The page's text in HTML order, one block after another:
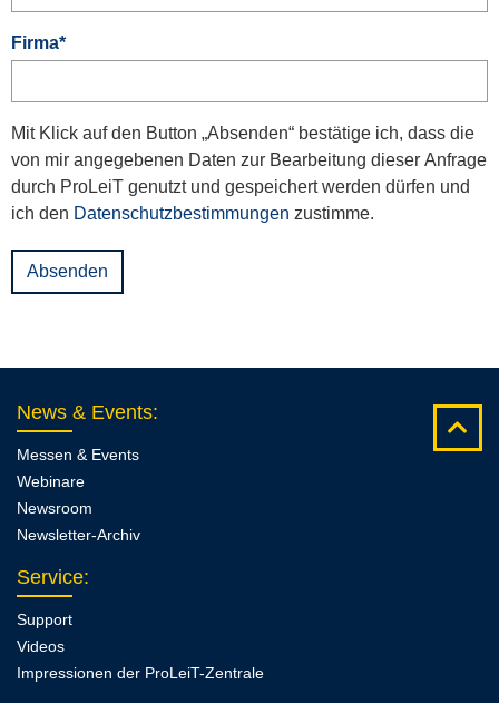
Firma*
Mit Klick auf den Button „Absenden“ bestätige ich, dass die
von mir angegebenen Daten zur Bearbeitung dieser Anfrage
durch ProLeiT genutzt und gespeichert werden dürfen und
ich den Datenschutzbestimmungen zustimme.
News & Events:
Messen & Events
Webinare
Newsroom
Newsletter-Archiv
Service:
Support
Videos
Impressionen der ProLeiT-Zentrale